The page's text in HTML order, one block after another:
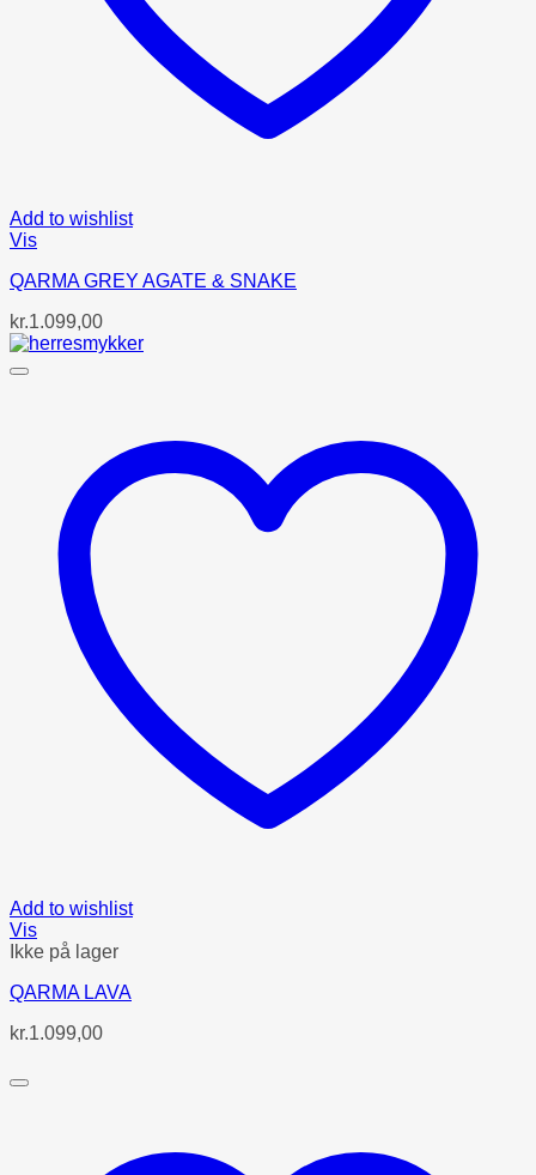
Add to wishlist
Vis
QARMA GREY AGATE & SNAKE
kr.1.099,00
Add to wishlist
Vis
Ikke på lager
QARMA LAVA
kr.1.099,00